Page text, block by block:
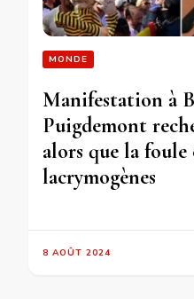
MONDE
Manifestation à
Puigdemont
alors que la foule
lacrymogènes
8 AOÛT 2024